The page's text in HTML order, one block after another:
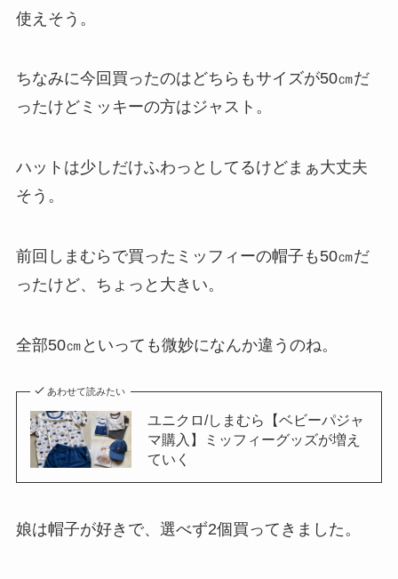
使えそう。
ちなみに今回買ったのはどちらもサイズが50㎝だ
ったけどミッキーの方はジャスト。
ハットは少しだけふわっとしてるけどまぁ大丈夫
そう。
前回しまむらで買ったミッフィーの帽子も50㎝だ
ったけど、ちょっと大きい。
全部50㎝といっても微妙になんか違うのね。
あわせて読みたい
ユニクロ/しまむら【ベビーパジャ
マ購入】ミッフィーグッズが増え
ていく
娘は帽子が好きで、選べず2個買ってきました。